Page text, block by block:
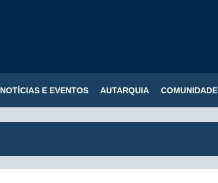
NOTÍCIAS E EVENTOS AUTARQUIA COMUNIDADE